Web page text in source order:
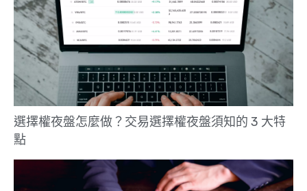
選擇權夜盤怎麼做？交易選擇權夜盤須知的 3 大特
點